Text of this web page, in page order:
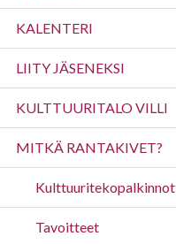
valikko
KALENTERI
LIITY JÄSENEKSI
KULTTUURITALO VILLI
MITKÄ RANTAKIVET?
Kulttuuritekopalkinnot
Tavoitteet